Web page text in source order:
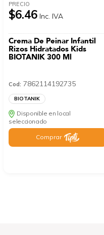
PRECIO
$6.46 Inc. IVA
Crema De Peinar Infantil
Rizos Hidratados Kids
BIOTANIK 300 Ml
Cod: 7862114192735
BIOTANIK
Disponible en local
seleccionado
Comprar